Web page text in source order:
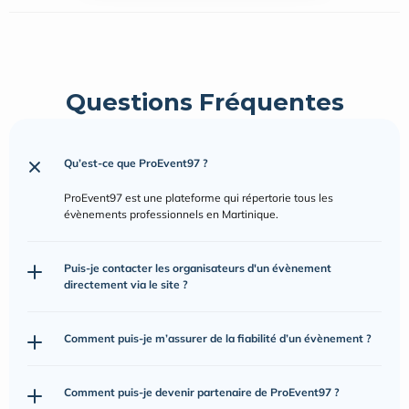
Questions Fréquentes
Qu’est-ce que ProEvent97 ?
ProEvent97 est une plateforme qui répertorie tous les
évènements professionnels en Martinique.
Puis-je contacter les organisateurs d'un évènement
directement via le site ?
Comment puis-je m’assurer de la fiabilité d’un évènement ?
Comment puis-je devenir partenaire de ProEvent97 ?